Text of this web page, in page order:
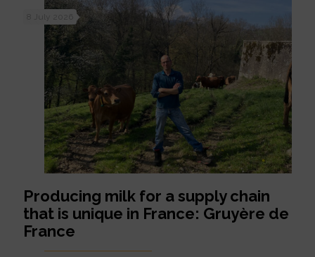
Producing milk for a supply chain
that is unique in France: Gruyère de
France